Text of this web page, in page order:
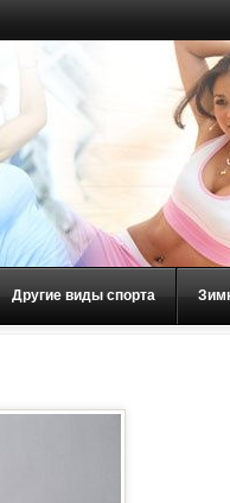
Другие виды спорта